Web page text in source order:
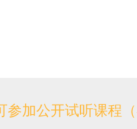
参加公开试听课程